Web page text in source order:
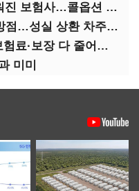
자본성증권 돌려막기 어려워진 보험사…콜옵션 부담 급증
당국, '포용금융' 저금리에 방점…성실 상환 차주는 '역차별'
단독 가입 어려워진 실손, 보험료·보장 다 줄어든 5세대는?
미미